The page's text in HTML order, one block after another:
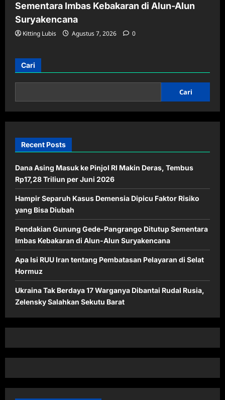
Sementara Imbas Kebakaran di Alun-Alun
Suryakencana
Kitting Lubis Agustus 7, 2026 0
Cari
Cari
Recent Posts
Dana Asing Masuk ke Pinjol RI Makin Deras, Tembus
Rp17,28 Triliun per Juni 2026
Hampir Separuh Kasus Demensia Dipicu Faktor Risiko
yang Bisa Diubah
Pendakian Gunung Gede-Pangrango Ditutup Sementara
Imbas Kebakaran di Alun-Alun Suryakencana
Apa Isi RUU Iran tentang Pembatasan Pelayaran di Selat
Hormuz
Ukraina Tak Berdaya 17 Warganya Dibantai Rudal Rusia,
Zelensky Salahkan Sekutu Barat